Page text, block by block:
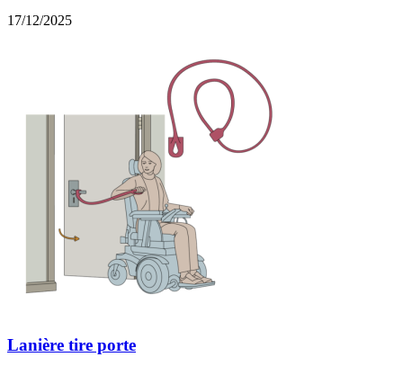
17/12/2025
Lanière tire porte